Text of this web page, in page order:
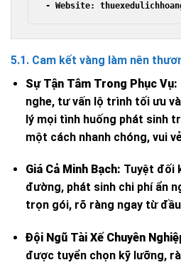
5.1. Cam kết vàng làm nên
Sự Tận Tâm Trong Phục Vụ:
nghe, tư vấn lộ trình tối ưu
lý mọi tình huống phát sinh
một cách nhanh chóng, vui
Giá Cả Minh Bạch: Tuyệt đối
đường, phát sinh chi phí ẩn
trọn gói, rõ ràng ngay từ
Đội Ngũ Tài Xế Chuyên
được tuyển chọn kỹ lưỡng,